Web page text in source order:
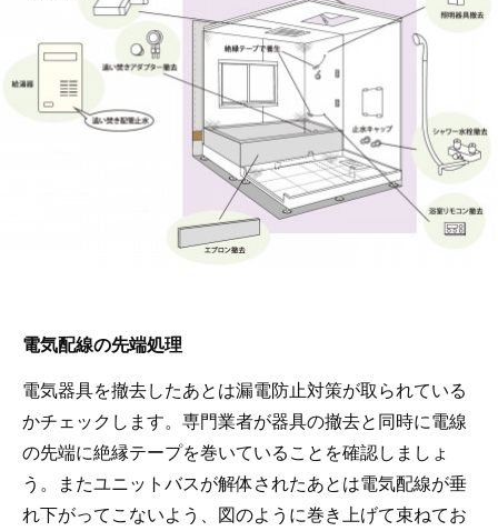
電気配線の先端処理
電気器具を撤去したあとは漏電防止対策が取られている
かチェックします。専門業者が器具の撤去と同時に電線
の先端に絶縁テープを巻いていることを確認しましょ
う。またユニットバスが解体されたあとは電気配線が垂
れ下がってこないよう、図のように巻き上げて束ねてお